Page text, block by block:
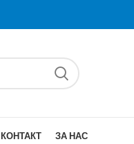
КОНТАКТ ЗА НАС